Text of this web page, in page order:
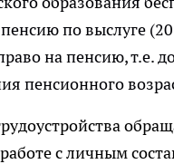
по выслуге
на пенсию, т.е.
пенсионного
с личным